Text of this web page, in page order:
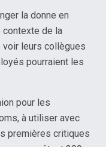
la donne en
contexte de la
voir leurs collègues
pourraient les
pour les
à utiliser avec
premières critiques